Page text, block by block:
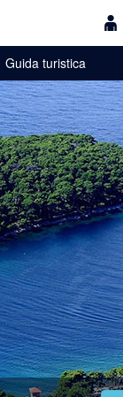
Guida turistica